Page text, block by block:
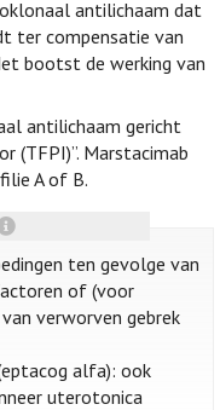
antilichaam dat
ter compensatie van
bootst de werking van
antilichaam gericht
(TFPI)”. Marstacimab
A of B.
ten gevolge van
of (voor
verworven gebrek
alfa): ook
uterotonica